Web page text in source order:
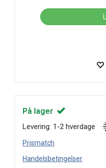
På lager
Levering: 1-2 hverdage
Prismatch
Handelsbetingelser